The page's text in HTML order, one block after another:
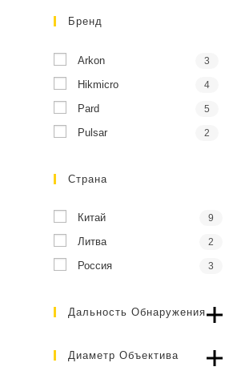
Бренд
Arkon 3
Hikmicro 4
Pard 5
Pulsar 2
Страна
Китай 9
Литва 2
Россия 3
Дальность Обнаружения
Диаметр Объектива